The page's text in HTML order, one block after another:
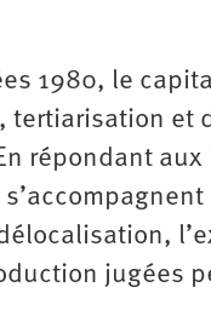
1980, le
et
répondant
jugées